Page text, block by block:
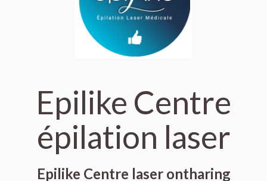
Epilike Centre
épilation laser
Epilike Centre laser ontharing